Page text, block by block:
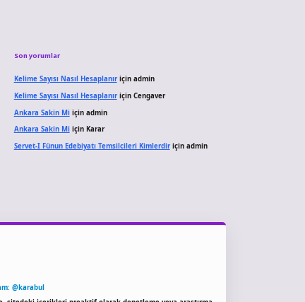
Son yorumlar
Kelime Sayısı Nasıl Hesaplanıriçin admin
Kelime Sayısı Nasıl Hesaplanıriçin Cengaver
Ankara Sakin Miiçin admin
Ankara Sakin Miiçin Karar
Servet-I Fünun Edebiyatı Temsilcileri Kimlerdiriçin admin
@karabul